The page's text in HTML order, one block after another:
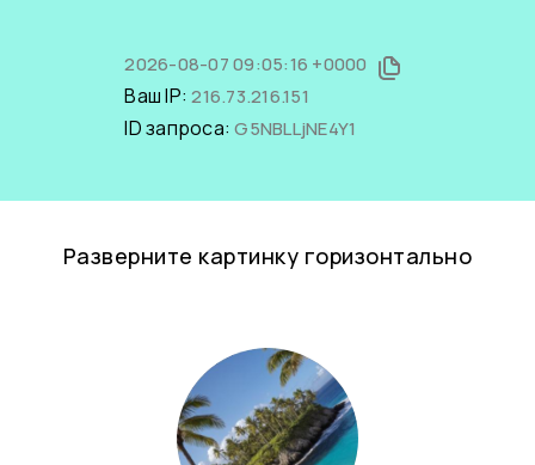
2026-08-07 09:05:16 +0000
Ваш IP:216.73.216.151
ID запроса:G5NBLLjNE4Y1
Разверните картинку горизонтально